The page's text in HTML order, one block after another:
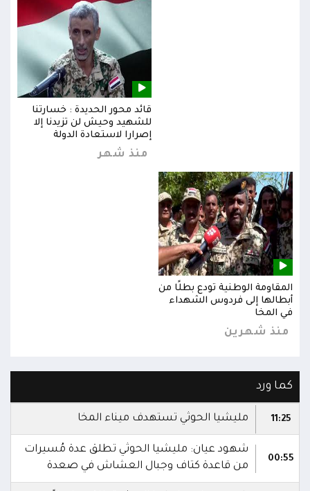
قائد محور الحديدة : خسارتنا
للشهيد وحيش لن تزيدنا إلا
إصرارا لاستعادة الدولة
منذ شهر
المقاومة الوطنية تودع بطلًا من
أبطالها إلى فردوس الشهداء
في المخا
منذ شهرين
كما ورد
11:25 مليشيا الحوثي تستهدف ميناء المخا
00:55
شهود عيان: مليشيا الحوثي تطلق عدة مُسيرات
من قاعدة كتاف وجبال العشاش في صعدة